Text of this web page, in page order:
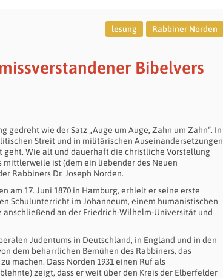
lesung Rabbiner Norden
Bibelvers
wie der Satz „Auge um Auge, Zahn um Zahn“. In
Streit und in militärischen Auseinandersetzungen
geht. Wie alt und dauerhaft die christliche Vorstellung
ist (dem ein liebender des Neuen
Rabbiners Dr. Joseph Norden.
am 17. Juni 1870 in Hamburg, erhielt er seine erste
Schulunterricht im Johanneum, einem humanistischen
anschließend an der Friedrich-Wilhelm-Universität und
Judentums in Deutschland, in England und in den
dem beharrlichen Bemühen des Rabbiners, das
machen. Dass Norden 1931 einen Ruf als
zeigt, dass er weit über den Kreis der Elberfelder